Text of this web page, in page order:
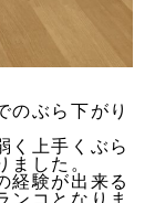
のぶら下がり
く上手くぶら
ました。
経験が出来る
ンコとなりま